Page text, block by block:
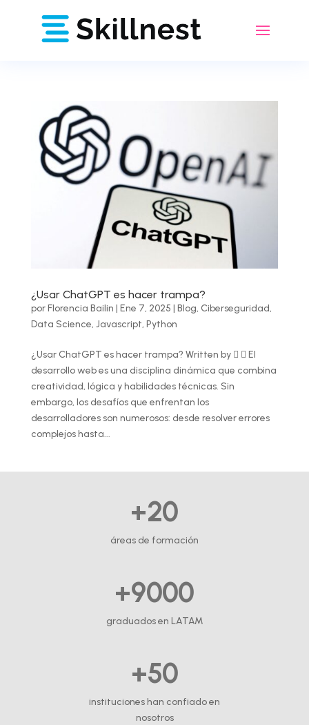
¿Usar ChatGPT es hacer trampa?
porFlorencia Bailin | Ene 7, 2025 | Blog, Ciberseguridad,
Data Science, Javascript, Python
¿Usar ChatGPT es hacer trampa? Written by   El
desarrollo web es una disciplina dinámica que combina
creatividad, lógica y habilidades técnicas. Sin
embargo, los desafíos que enfrentan los
desarrolladores son numerosos: desde resolver errores
complejos hasta...
+20
áreas de formación
+9000
graduados en LATAM
+50
instituciones han confiado en
nosotros